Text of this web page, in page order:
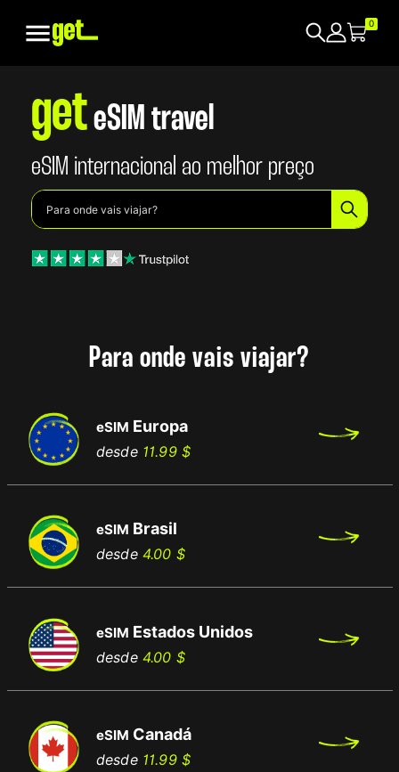
 0
geteSIM travel
eSIM internacional ao melhor preço
Para onde vais viajar?
eSIM Europa
desde11.99 $Preço
Preço
eSIM Brasil
desde4.00 $Preço
Preço
eSIM Estados Unidos
desde4.00 $Preço
Preço
eSIM Canadá
desde11.99 $Preço
Preço